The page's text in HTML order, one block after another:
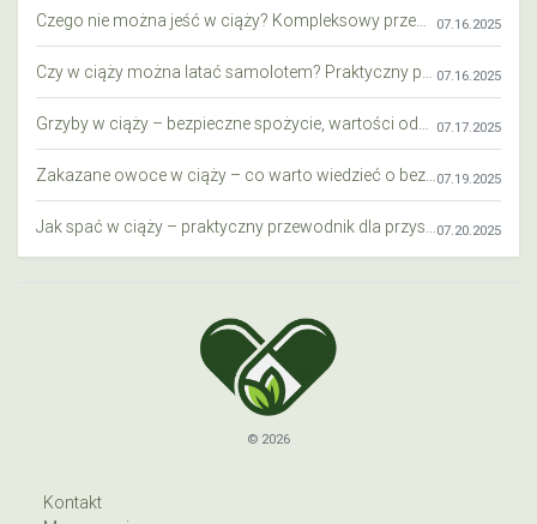
07.16.2025
07.16.2025
07.17.2025
07.19.2025
07.20.2025
© 2026
Kontakt